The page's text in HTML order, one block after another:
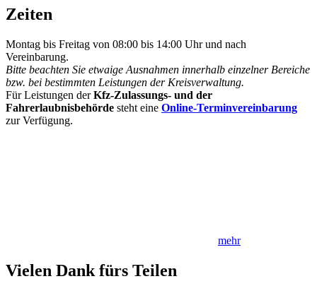
Zeiten
Montag bis Freitag von 08:00 bis 14:00 Uhr und nach
Vereinbarung.
Bitte beachten Sie etwaige Ausnahmen innerhalb einzelner Bereiche
bzw. bei bestimmten Leistungen der Kreisverwaltung.
Für Leistungen derKfz-Zulassungs- und der
Fahrerlaubnisbehörde steht eine Online-Terminvereinbarung
zur Verfügung.
mehr
Vielen Dank fürs Teilen